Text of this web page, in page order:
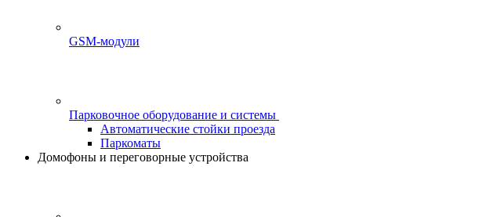
GSM-модули
Парковочное оборудование и системы
Автоматические стойки проезда
Паркоматы
Домофоны и переговорные устройства